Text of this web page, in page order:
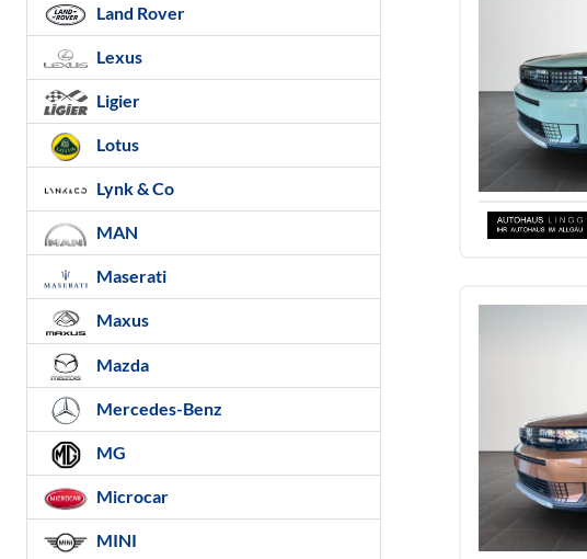
Land Rover
Lexus
Ligier
Lotus
Lynk & Co
MAN
Maserati
Maxus
Mazda
Mercedes-Benz
MG
Microcar
MINI